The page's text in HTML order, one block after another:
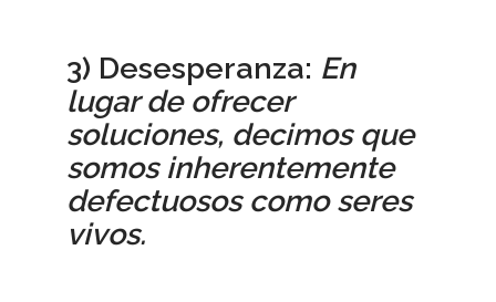
3) Desesperanza: En
lugar de ofrecer
soluciones, decimos que
somos inherentemente
defectuosos como seres
vivos.